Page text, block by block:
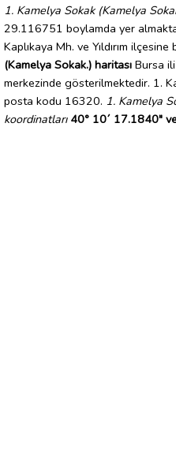
1. Kamelya Sokak (Kamelya
29.116751 boylamda yer
Kaplıkaya Mh. ve Yıldırım ilçesine
(Kamelya Sokak.) haritası Bursa
merkezinde gösterilmektedir. 1.
posta kodu 16320. 1. Kamelya
koordinatları 40° 10´ 17.1840"